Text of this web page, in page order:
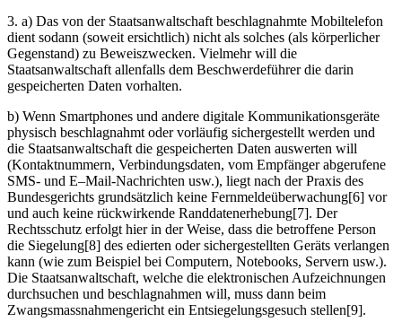
3. a) Das von der Staatsanwaltschaft beschlagnahmte Mobiltelefon
dient sodann (soweit ersichtlich) nicht als solches (als körperlicher
Gegenstand) zu Beweiszwecken. Vielmehr will die
Staatsanwaltschaft allenfalls dem Beschwerdeführer die darin
gespeicherten Daten vorhalten.
b) Wenn Smartphones und andere digitale Kommunikationsgeräte
physisch beschlagnahmt oder vorläufig sichergestellt werden und
die Staatsanwaltschaft die gespeicherten Daten auswerten will
(Kontaktnummern, Verbindungsdaten, vom Empfänger abgerufene
SMS- und E–Mail-Nachrichten usw.), liegt nach der Praxis des
Bundesgerichts grundsätzlich keine Fernmeldeüberwachung[6] vor
und auch keine rückwirkende Randdatenerhebung[7]. Der
Rechtsschutz erfolgt hier in der Weise, dass die betroffene Person
die Siegelung[8] des edierten oder sichergestellten Geräts verlangen
kann (wie zum Beispiel bei Computern, Notebooks, Servern usw.).
Die Staatsanwaltschaft, welche die elektronischen Aufzeichnungen
durchsuchen und beschlagnahmen will, muss dann beim
Zwangsmassnahmengericht ein Entsiegelungsgesuch stellen[9].